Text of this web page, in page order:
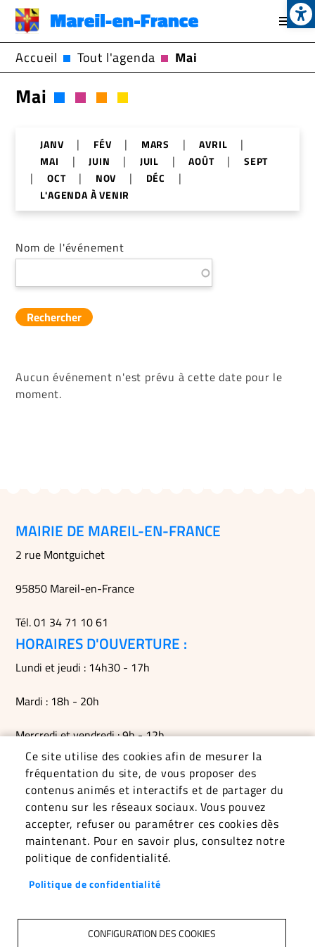
au
contenu
principal
Accueil Tout l'agenda Mai
Mai
JANV | FÉV | MARS | AVRIL |
MAI | JUIN | JUIL | AOÛT | SEPT
| OCT | NOV | DÉC |
L'AGENDA À VENIR
Nom de l'événement
Rechercher
Aucun événement n'est prévu à cette date pour le
moment.
Ce site utilise des cookies afin de mesurer la
fréquentation du site, de vous proposer des
contenus animés et interactifs et de partager du
contenu sur les réseaux sociaux. Vous pouvez
accepter, refuser ou paramétrer ces cookies dès
maintenant. Pour en savoir plus, consultez notre
politique de confidentialité.
Politique de confidentialité
CONFIGURATION DES COOKIES
MAIRIE DE MAREIL-EN-FRANCE
2 rue Montguichet
95850 Mareil-en-France
Tél. 01 34 71 10 61
HORAIRES D'OUVERTURE :
Lundi et jeudi : 14h30 - 17h
Mardi : 18h - 20h
Mercredi et vendredi : 9h - 12h
Permanences du maire le mardi soir, le vendredi matin et
sur RDV